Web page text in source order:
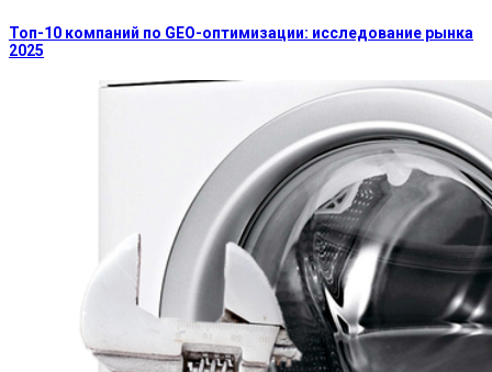
Топ-10 компаний по GEO-оптимизации: исследование рынка
2025